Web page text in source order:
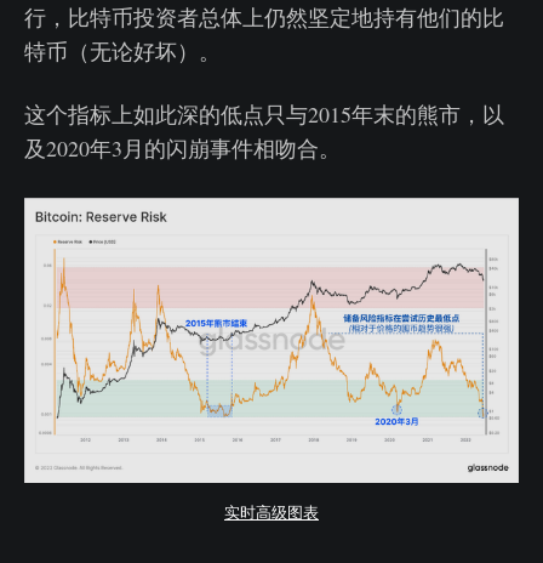
行，比特币投资者总体上仍然坚定地持有他们的比
特币（无论好坏）。
这个指标上如此深的低点只与2015年末的熊市，以
及2020年3月的闪崩事件相吻合。
实时高级图表